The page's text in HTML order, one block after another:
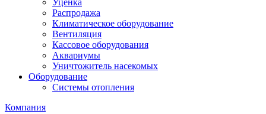
Распродажа
Климатическое оборудование
Вентиляция
Кассовое оборудования
Аквариумы
Уничтожитель насекомых
Оборудование
Системы отопления
Компания